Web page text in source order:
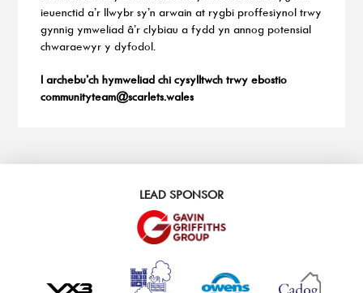
ieuenctid a’r llwybr sy’n arwain at rygbi proffesiynol trwy
gynnig ymweliad â’r clybiau a fydd yn annog potensial
chwaraewyr y dyfodol.
I archebu’ch hymweliad chi cysylltwch trwy ebostio
communityteam@scarlets.wales
LEAD SPONSOR